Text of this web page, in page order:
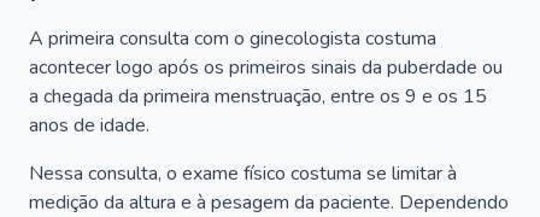
A primeira consulta com o ginecologista costuma
acontecer logo após os primeiros sinais da puberdade ou
a chegada da primeira menstruação, entre os 9 e os 15
anos de idade.
Nessa consulta, o exame físico costuma se limitar à
medição da altura e à pesagem da paciente. Dependendo